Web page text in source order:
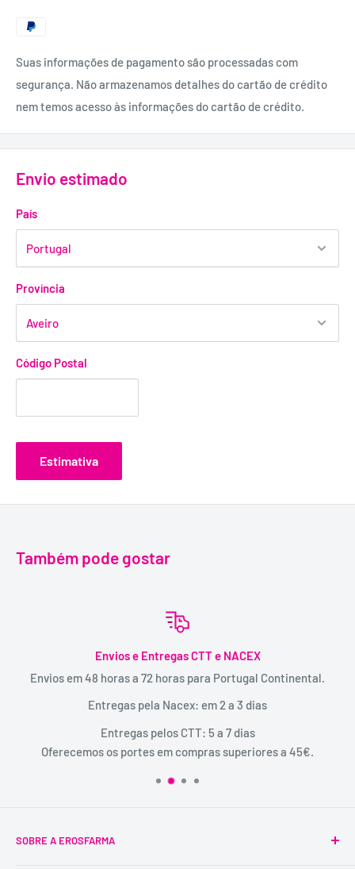
Levilinato de Sódio, Ácido Lático.
QUANTIDADE:
100 ml.
Suas informações de pagamento são processadas com
segurança. Não armazenamos detalhes do cartão de crédito
nem temos acesso às informações do cartão de crédito.
Envio estimado
País
Província
Código Postal
Estimativa
Também pode gostar
Envios e Entregas CTT e NACEX
Envios em 48 horas a 72 horas para Portugal Continental.
Entregas pela Nacex: em 2 a 3 dias
Entregas pelos CTT: 5 a 7 dias
Oferecemos os portes em compras superiores a 45€.
SOBRE A EROSFARMA